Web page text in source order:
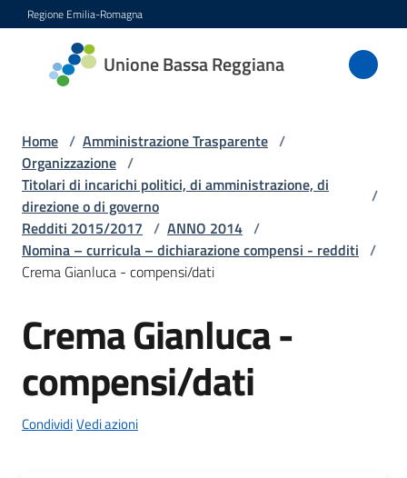
Vai al contenuto
Vai alla navigazione
Vai al footer
Regione Emilia-Romagna
Unione Bassa Reggiana
Unione
Bassa
Amministrazione
Menu selezionato
Novità
Vivere
Home / Amministrazione Trasparente /
Organizzazione /
Titolari di incarichi politici, di amministrazione, di
direzione o di governo
/
Redditi 2015/2017 / ANNO 2014 /
Nomina – curricula – dichiarazione compensi - redditi /
Crema Gianluca - compensi/dati
Crema Gianluca -
compensi/dati
CondividiVedi azioni